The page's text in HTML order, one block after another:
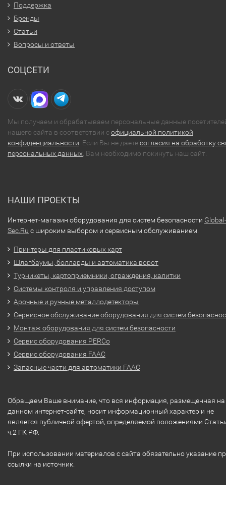
Поддержка
Бренды
Статьи
Вопросы и ответы
СОЦСЕТИ
Мы получаем и обрабатываем персональные данные
нашего сайта в соответствии софициальной политикой
конфиденциальности . Если Вы не даетесогласия на обработку
персональных данных , Вам необходимо покинуть наш сайт.
НАШИ ПРОЕКТЫ
Интернет-магазин оборудования для систем безопасности Global-
Sec.Ru с широким выбором и сервисным обслуживанием.
Принтеры для пластиковых карт
Шлагбаумы, болларды и автоматика ворот
Турникеты, картоприемники, ограждения, калитки
Системы контроля и управления доступом
Арочные и ручные металлодетекторы
Сервисное обслуживание оборудования для систем
Монтаж оборудования для систем безопасности
Сервис оборудования PERCo
Сервис оборудования FAAC
Запасные части для автоматики FAAC
Обращаем Ваше внимание, что вся информация, размещенная на
данном интернет-сайте, носит информационный характер и не
является публичной офертой, определяемой положениями
ч.2 ГК РФ.
При использовании материалов с сайта обязательно указание
ссылки на источник.